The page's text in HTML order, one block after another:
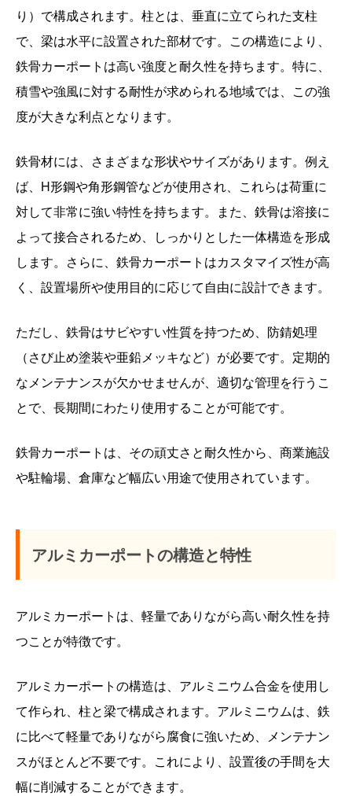
り）で構成されます。柱とは、垂直に立てられた支柱
で、梁は水平に設置された部材です。この構造により、
鉄骨カーポートは高い強度と耐久性を持ちます。特に、
積雪や強風に対する耐性が求められる地域では、この強
度が大きな利点となります。
鉄骨材には、さまざまな形状やサイズがあります。例え
ば、H形鋼や角形鋼管などが使用され、これらは荷重に
対して非常に強い特性を持ちます。また、鉄骨は溶接に
よって接合されるため、しっかりとした一体構造を形成
します。さらに、鉄骨カーポートはカスタマイズ性が高
く、設置場所や使用目的に応じて自由に設計できます。
ただし、鉄骨はサビやすい性質を持つため、防錆処理
（さび止め塗装や亜鉛メッキなど）が必要です。定期的
なメンテナンスが欠かせませんが、適切な管理を行うこ
とで、長期間にわたり使用することが可能です。
鉄骨カーポートは、その頑丈さと耐久性から、商業施設
や駐輪場、倉庫など幅広い用途で使用されています。
アルミカーポートの構造と特性
アルミカーポートは、軽量でありながら高い耐久性を持
つことが特徴です。
アルミカーポートの構造は、アルミニウム合金を使用し
て作られ、柱と梁で構成されます。アルミニウムは、鉄
に比べて軽量でありながら腐食に強いため、メンテナン
スがほとんど不要です。これにより、設置後の手間を大
幅に削減することができます。